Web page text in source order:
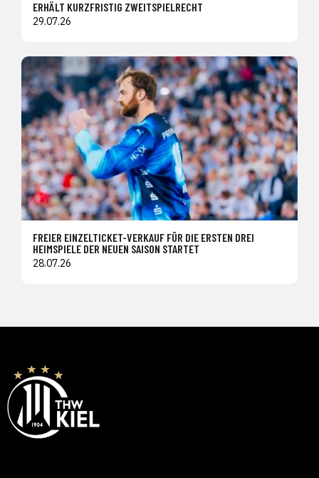
ERHÄLT KURZFRISTIG ZWEITSPIELRECHT
29.07.26
FREIER EINZELTICKET-VERKAUF FÜR DIE ERSTEN DREI
HEIMSPIELE DER NEUEN SAISON STARTET
28.07.26